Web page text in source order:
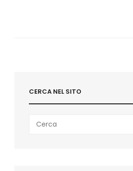
CERCA NEL SITO
for: